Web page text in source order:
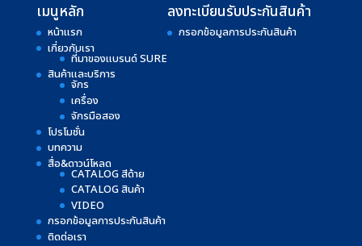
เมนูหลัก
หน้าแรก
เกี่ยวกับเรา
ที่มาของแบรนด์ SURE
สินค้าและบริการ
จักร
เครื่อง
จักรมือสอง
โปรโมชั่น
บทความ
สื่อ&ดาวน์โหลด
CATALOG สีด้าย
CATALOG สินค้า
VIDEO
กรอกข้อมูลการประกันสินค้า
ติดต่อเรา
ลงทะเบียนรับประกันสินค้า
กรอกข้อมูลการประกันสินค้า